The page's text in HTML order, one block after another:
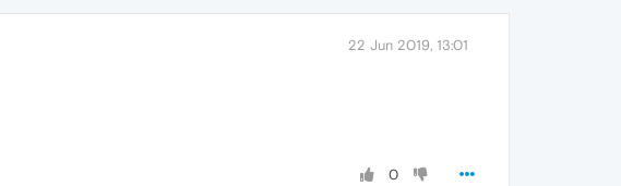
22 Jun 2019, 13:01
0